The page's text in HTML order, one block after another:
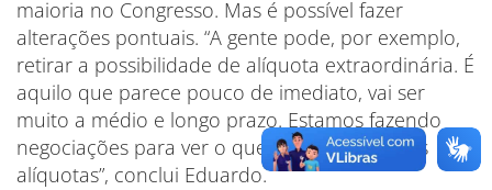
maioria no Congresso. Mas é possível fazer
alterações pontuais. “A gente pode, por exemplo,
retirar a possibilidade de alíquota extraordinária. É
aquilo que parece pouco de imediato, vai ser
muito a médio e longo prazo. Estamos fazendo
negociações para ver o que é viável, além das
alíquotas”, conclui Eduardo.